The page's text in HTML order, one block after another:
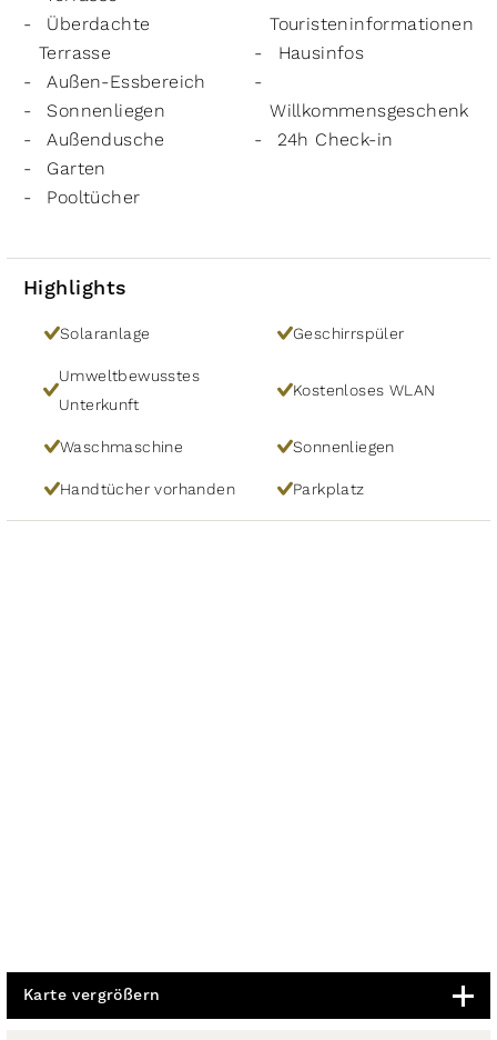
Überdachte
Terrasse
Außen-Essbereich
Sonnenliegen
Außendusche
Garten
Pooltücher
Touristeninformationen
Hausinfos
Willkommensgeschenk
24h Check-in
Highlights
Solaranlage Geschirrspüler
Umweltbewusstes
Unterkunft
Kostenloses WLAN
Waschmaschine Sonnenliegen
Handtücher vorhanden Parkplatz
Karte vergrößern